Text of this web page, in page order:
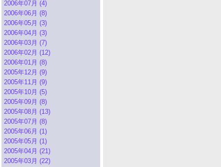
2006年07月 (4)
2006年06月 (8)
2006年05月 (3)
2006年04月 (3)
2006年03月 (7)
2006年02月 (12)
2006年01月 (8)
2005年12月 (9)
2005年11月 (9)
2005年10月 (5)
2005年09月 (8)
2005年08月 (13)
2005年07月 (8)
2005年06月 (1)
2005年05月 (1)
2005年04月 (21)
2005年03月 (22)